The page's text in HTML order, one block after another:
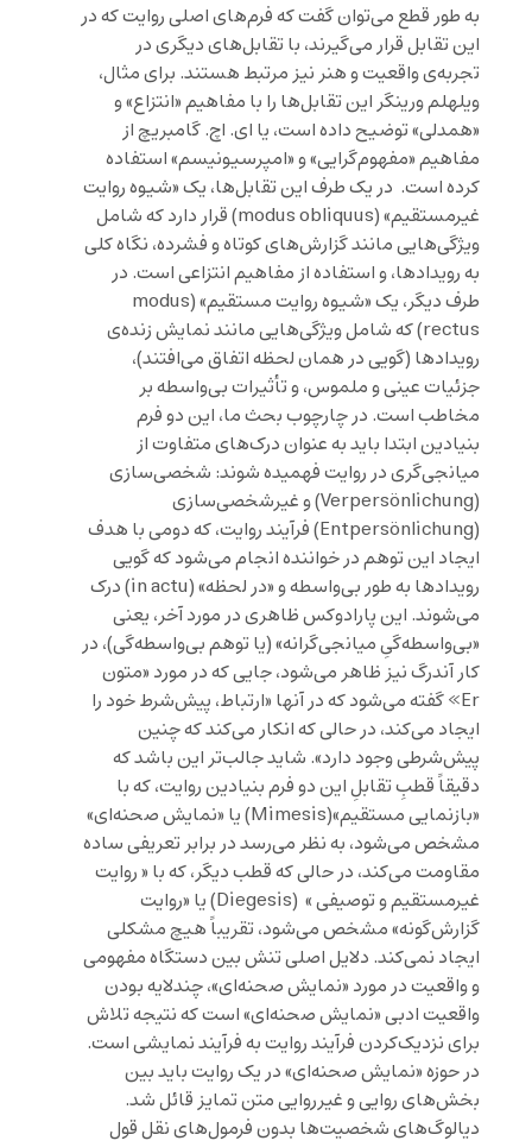
به طور قطع می‌توان گفت که فرم‌های اصلی روایت که در
این تقابل قرار می‌گیرند، با تقابل‌های دیگری در
تجربه‌ی واقعیت و هنر نیز مرتبط هستند. برای مثال،
ویلهلم ورینگر این تقابل‌ها را با مفاهیم «انتزاع» و
«همدلی» توضیح داده است، یا ای. اچ. گامبریچ از
مفاهیم «مفهوم‌گرایی» و «امپرسیونیسم» استفاده
کرده است. در یک طرف این تقابل‌ها، یک «شیوه روایت
غیرمستقیم» (modus obliquus) قرار دارد که شامل
ویژگی‌هایی مانند گزارش‌های کوتاه و فشرده، نگاه کلی
به رویدادها، و استفاده از مفاهیم انتزاعی است. در
طرف دیگر، یک «شیوه روایت مستقیم» (modus
rectus) که شامل ویژگی‌هایی مانند نمایش زنده‌ی
رویدادها (گویی در همان لحظه اتفاق می‌افتند)،
جزئیات عینی و ملموس، و تأثیرات بی‌واسطه بر
مخاطب است. در چارچوب بحث ما، این دو فرم
بنیادین ابتدا باید به عنوان درک‌های متفاوت از
میانجی‌گری در روایت فهمیده شوند: شخصی‌سازی
(Verpersönlichung) و غیرشخصی‌سازی
(Entpersönlichung) فرآیند روایت، که دومی با هدف
ایجاد این توهم در خواننده انجام می‌شود که گویی
رویدادها به طور بی‌واسطه و «در لحظه» (in actu) درک
می‌شوند. این پارادوکس ظاهری در مورد آخر، یعنی
«بی‌واسطه‌گیِ میانجی‌گرانه» (یا توهم بی‌واسطه‌گی)، در
کار آندرگ نیز ظاهر می‌شود، جایی که در مورد «متون
Er» گفته می‌شود که در آنها «ارتباط، پیش‌شرط خود را
ایجاد می‌کند، در حالی که انکار می‌کند که چنین
پیش‌شرطی وجود دارد». شاید جالب‌تر این باشد که
دقیقاً قطبِ تقابلِ این دو فرم بنیادین روایت، که با
«بازنمایی مستقیم»(Mimesis) یا «نمایش صحنه‌ای»
مشخص می‌شود، به نظر می‌رسد در برابر تعریفی ساده
مقاومت می‌کند، در حالی که قطب دیگر، که با « روایت
غیرمستقیم و توصیفی » (Diegesis) یا «روایت
گزارش‌گونه» مشخص می‌شود، تقریباً هیچ مشکلی
ایجاد نمی‌کند. دلایل اصلی تنش بین دستگاه مفهومی
و واقعیت در مورد «نمایش صحنه‌ای»، چندلایه بودن
واقعیت ادبی «نمایش صحنه‌ای» است که نتیجه تلاش
برای نزدیک‌کردن فرآیند روایت به فرآیند نمایشی است.
در حوزه «نمایش صحنه‌ای» در یک روایت باید بین
بخش‌های روایی و غیرروایی متن تمایز قائل شد.
دیالوگ‌های شخصیت‌ها بدون فرمول‌های نقل قول